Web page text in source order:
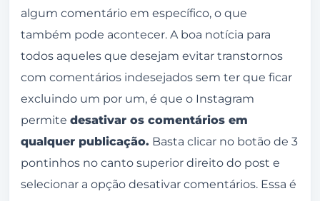
algum comentário em específico, o que
também pode acontecer. A boa notícia para
todos aqueles que desejam evitar transtornos
com comentários indesejados sem ter que ficar
excluindo um por um, é que o Instagram
permite desativar os comentários em
qualquer publicação. Basta clicar no botão de 3
pontinhos no canto superior direito do post e
selecionar a opção desativar comentários. Essa é